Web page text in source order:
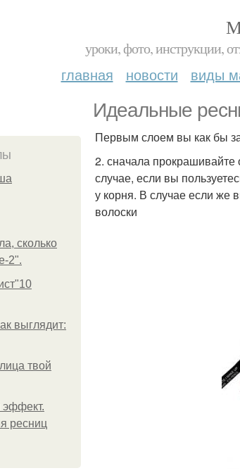
уроки, фото, инструкции,
главная новости виды
Идеальные
сколько
2".
выглядит:
твой
эффект.
ресниц
Первым слоем вы как бы
2. сначала
случае, если вы
у корня. В случае если же
волоски